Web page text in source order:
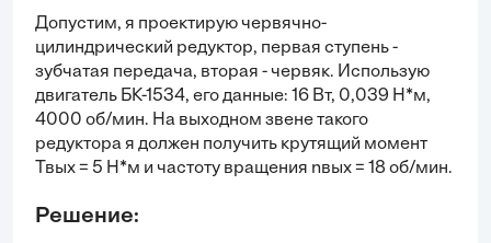
Допустим, я проектирую червячно-
цилиндрический редуктор, первая ступень -
зубчатая передача, вторая - червяк. Использую
двигатель БК-1534, его данные: 16 Вт, 0,039 Н*м,
4000 об/мин. На выходном звене такого
редуктора я должен получить крутящий момент
Твых = 5 Н*м и частоту вращения nвых = 18 об/мин.
передаточное отношение (uобщ) = 220, на
Решение: